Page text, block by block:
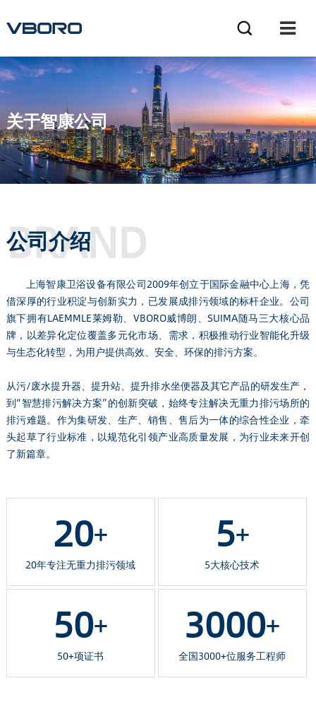
关于智康公司
ABOUT
公司介绍
BRAND
上海智康卫浴设备有限公司2009年创立于国际金融中心上海，凭
借深厚的行业积淀与创新实力，已发展成排污领域的标杆企业。公司
旗下拥有LAEMMLE莱姆勒、VBORO威博朗、SUIMA随马三大核心品
牌，以差异化定位覆盖多元化市场、需求，积极推动行业智能化升级
与生态化转型，为用户提供高效、安全、环保的排污方案。
从污/废水提升器、提升站、提升排水坐便器及其它产品的研发生产，
到“智慧排污解决方案”的创新突破，始终专注解决无重力排污场所的
排污难题。作为集研发、生产、销售、售后为一体的综合性企业，牵
头起草了行业标准，以规范化引领产业高质量发展，为行业未来开创
了新篇章。
20+
20年专注无重力排污领域
5+
5大核心技术
50+
50+项证书
3000+
全国3000+位服务工程师